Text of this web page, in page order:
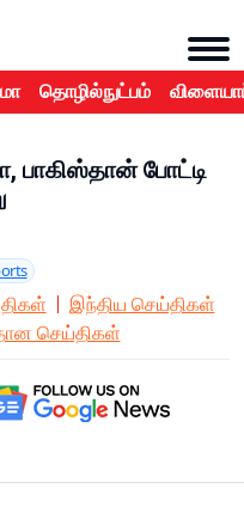
தொழில்நுட்பம்
பாகிஸ்தான் போட்டி
இந்திய செய்திகள்
செய்திகள்